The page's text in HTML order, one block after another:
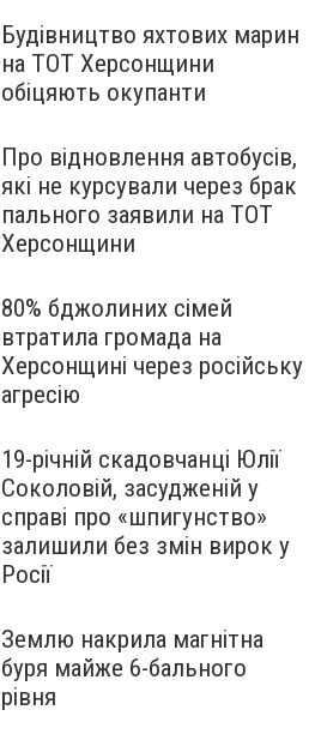
Будівництво яхтових марин
на ТОТ Херсонщини
обіцяють окупанти
Про відновлення автобусів,
які не курсували через брак
пального заявили на ТОТ
Херсонщини
80% бджолиних сімей
втратила громада на
Херсонщині через російську
агресію
19-річній скадовчанці Юлії
Соколовій, засудженій у
справі про «шпигунство»
залишили без змін вирок у
Росії
Землю накрила магнітна
буря майже 6-бального
рівня